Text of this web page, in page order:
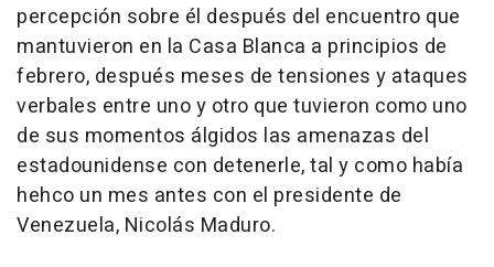
percepción sobre él después del encuentro que
mantuvieron en la Casa Blanca a principios de
febrero, después meses de tensiones y ataques
verbales entre uno y otro que tuvieron como uno
de sus momentos álgidos las amenazas del
estadounidense con detenerle, tal y como había
hehco un mes antes con el presidente de
Venezuela, Nicolás Maduro.